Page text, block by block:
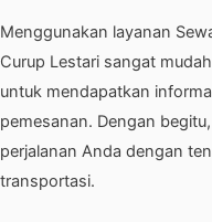
Menggunakan layanan
Curup Lestari sangat
untuk mendapatkan
pemesanan. Dengan
perjalanan Anda dengan
transportasi.